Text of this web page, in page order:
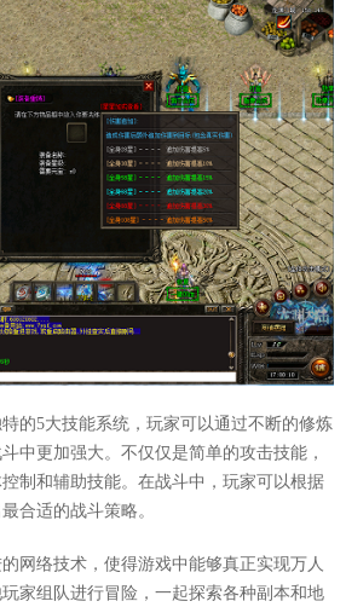
的5大技能系统，玩家可以通过不断的修炼
中更加强大。不仅仅是简单的攻击技能，
制和辅助技能。在战斗中，玩家可以根据
合适的战斗策略。
网络技术，使得游戏中能够真正实现万人
家组队进行冒险，一起探索各种副本和地